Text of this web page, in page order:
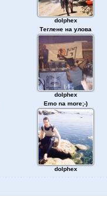
dolphex
Теглене на улова
dolphex
Emo na more;-)
dolphex